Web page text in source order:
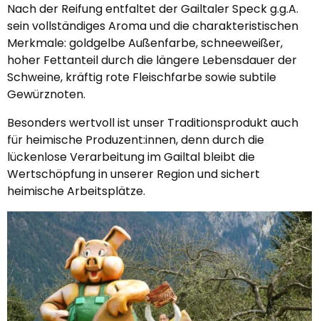
Nach der Reifung entfaltet der Gailtaler Speck g.g.A.
sein vollständiges Aroma und die charakteristischen
Merkmale: goldgelbe Außenfarbe, schneeweißer,
hoher Fettanteil durch die längere Lebensdauer der
Schweine, kräftig rote Fleischfarbe sowie subtile
Gewürznoten.
Besonders wertvoll ist unser Traditionsprodukt auch
für heimische Produzent:innen, denn durch die
lückenlose Verarbeitung im Gailtal bleibt die
Wertschöpfung in unserer Region und sichert
heimische Arbeitsplätze.